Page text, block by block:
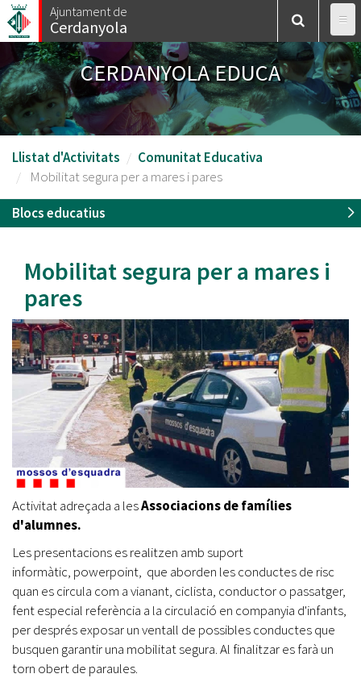
Vés
al
contingut
Ajuntament de
Cerdanyola
CERDANYOLA EDUCA
Llistat d'Activitats
Comunitat Educativa
Mobilitat segura per a mares i pares
Blocs educatius
Mobilitat segura per a mares i
pares
Activitat adreçada a lesAssociacions de famílies
d'alumnes.
Les presentacions es realitzen amb suport
informàtic, powerpoint, que aborden les conductes de risc
quan es circula com a vianant, ciclista, conductor o passatger,
fent especial referència a la circulació en companyia d'infants,
per després exposar un ventall de possibles conductes que
busquen garantir una mobilitat segura. Al finalitzar es farà un
torn obert de paraules.